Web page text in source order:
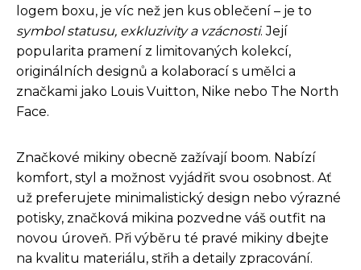
logem boxu, je víc než jen kus oblečení – je to
symbol statusu, exkluzivity a vzácnosti. Její
popularita pramení z limitovaných kolekcí,
originálních designů a kolaborací s umělci a
značkami jako Louis Vuitton, Nike nebo The North
Face.
Značkové mikiny obecně zažívají boom. Nabízí
komfort, styl a možnost vyjádřit svou osobnost. Ať
už preferujete minimalistický design nebo výrazné
potisky, značková mikina pozvedne váš outfit na
novou úroveň. Při výběru té pravé mikiny dbejte
na kvalitu materiálu, střih a detaily zpracování.